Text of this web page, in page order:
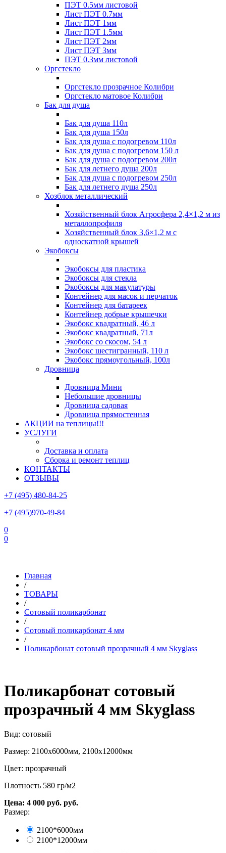
ПЭТ 0.5мм листовой
Лист ПЭТ 0.7мм
Лист ПЭТ 1мм
Лист ПЭТ 1.5мм
Лист ПЭТ 2мм
Лист ПЭТ 3мм
ПЭТ 0.3мм листовой
Оргстекло
Оргстекло прозрачное Колибри
Оргстекло матовое Колибри
Бак для душа
Бак для душа 110л
Бак для душа 150л
Бак для душа с подогревом 110л
Бак для душа с подогревом 150 л
Бак для душа с подогревом 200л
Бак для летнего душа 200л
Бак для душа с подогревом 250л
Бак для летнего душа 250л
Хозблок металлический
Хозяйственный блок Агросфера 2,4×1,2 м из
металлопрофиля
Хозяйственный блок 3,6×1,2 м с
односкатной крышей
Экобоксы
Экобоксы для пластика
Экобоксы для стекла
Экобоксы для макулатуры
Контейнер для масок и перчаток
Контейнер для батареек
Контейнер добрые крышечки
Экобокс квадратный, 46 л
Экобокс квадратный, 71л
Экобокс со скосом, 54 л
Экобокс шестигранный, 110 л
Экобокс прямоугольный, 100л
Дровница
Дровница Мини
Небольшие дровницы
Дровница садовая
Дровница прямостенная
АКЦИИ на теплицы!!!
УСЛУГИ
Доставка и оплата
Сборка и ремонт теплиц
КОНТАКТЫ
ОТЗЫВЫ
+7 (495) 480-84-25
+7 (495)970-49-84
0
0
Главная
/
ТОВАРЫ
/
Сотовый поликарбонат
/
Сотовый поликарбонат 4 мм
/
Поликарбонат сотовый прозрачный 4 мм Skyglass
Поликарбонат сотовый
прозрачный 4 мм Skyglass
Вид: сотовый
Размер: 2100х6000мм, 2100х12000мм
Цвет: прозрачный
Плотность 580 гр/м2
Цена: 4 000 руб. руб.
Размер:
2100*6000мм
2100*12000мм